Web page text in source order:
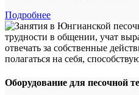
Подробнее
Оборудование для песочной